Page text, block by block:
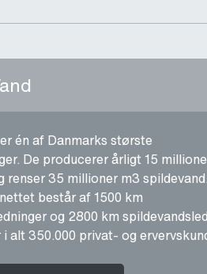
én af Danmarks største
De producerer årligt 15
renser 35 millioner m3 spildevand.
består af 1500 km
og 2800 km
alt 350.000 privat- og